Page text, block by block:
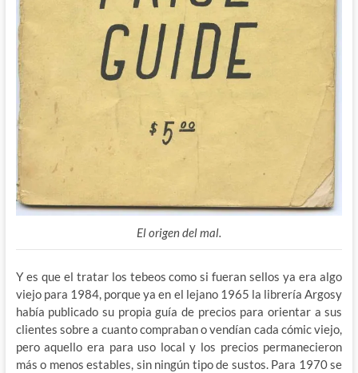
El origen del mal.
Y es que el tratar los tebeos como si fueran sellos ya era algo
viejo para 1984, porque ya en el lejano 1965 la librería Argosy
había publicado su propia guía de precios para orientar a sus
clientes sobre a cuanto compraban o vendían cada cómic viejo,
pero aquello era para uso local y los precios permanecieron
más o menos estables, sin ningún tipo de sustos. Para 1970 se